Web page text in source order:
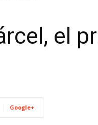
Médica
el
Google+